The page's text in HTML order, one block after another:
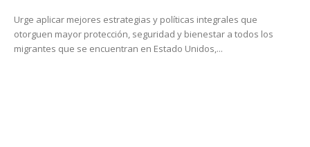
Urge aplicar mejores estrategias y políticas integrales que
otorguen mayor protección, seguridad y bienestar a todos los
migrantes que se encuentran en Estado Unidos,...